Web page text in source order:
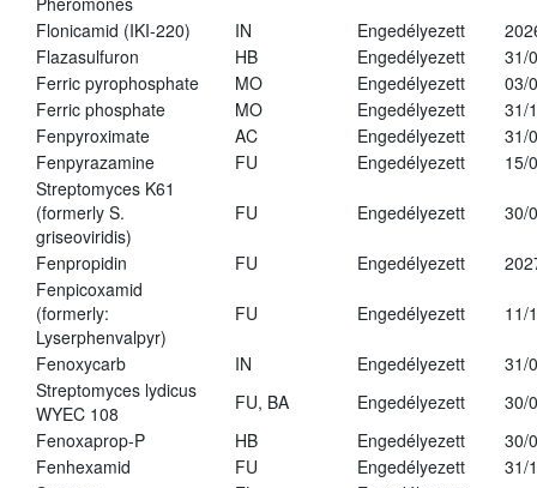
Flonicamid (IKI-220) IN Engedélyezett
Flazasulfuron
HB Engedélyezett
31/
Ferric pyrophosphate
MO Engedélyezett
03/
Ferric phosphate
MO Engedélyezett
31/
Fenpyroximate
AC Engedélyezett
31/
Fenpyrazamine
FU Engedélyezett
15/
Streptomyces K61
(formerly S.
griseoviridis)
FU Engedélyezett 30/
Fenpropidin FU Engedélyezett
Fenpicoxamid
(formerly:
Lyserphenvalpyr)
FU Engedélyezett 11/
Fenoxycarb IN Engedélyezett
31/
Streptomyces lydicus
WYEC 108
FU, BA Engedélyezett
30/
Fenoxaprop-P
HB Engedélyezett
30/
Fenhexamid
FU Engedélyezett
31/